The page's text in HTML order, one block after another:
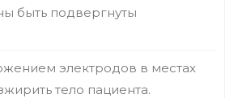
быть подвергнуты
электродов в местах
тело пациента.